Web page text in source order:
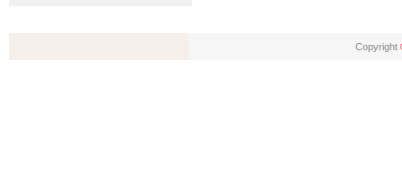
Copyright